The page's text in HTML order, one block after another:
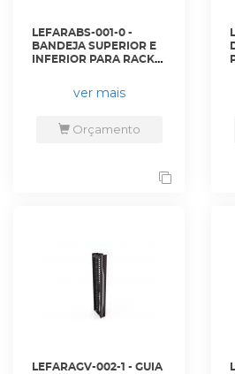
LEFARABS-001-0 -
BANDEJA SUPERIOR E
INFERIOR PARA RACK
- 35150405 - LIGHTERA
ver mais
Orçamento
LEFARAGV-002-1 - GUIA